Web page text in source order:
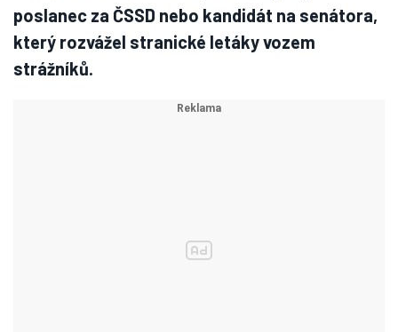
poslanec za ČSSD nebo kandidát na senátora,
který rozvážel stranické letáky vozem
strážníků.